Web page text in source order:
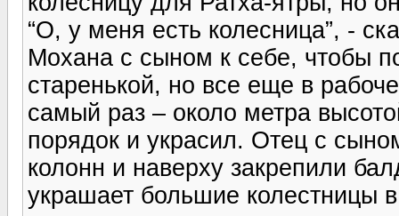
“О, у меня есть колесница”, -
Мохана с сыном к себе, чтобы
старенькой, но все еще в
самый раз – около метра
порядок и украсил. Отец с
колонн и наверху закрепили
украшает большие колестницы